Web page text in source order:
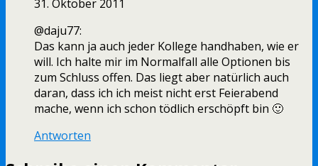
31. Oktober 2011
@daju77:
Das kann ja auch jeder Kollege handhaben, wie er
will. Ich halte mir im Normalfall alle Optionen bis
zum Schluss offen. Das liegt aber natürlich auch
daran, dass ich ich meist nicht erst Feierabend
mache, wenn ich schon tödlich erschöpft bin 🙂
Antworten